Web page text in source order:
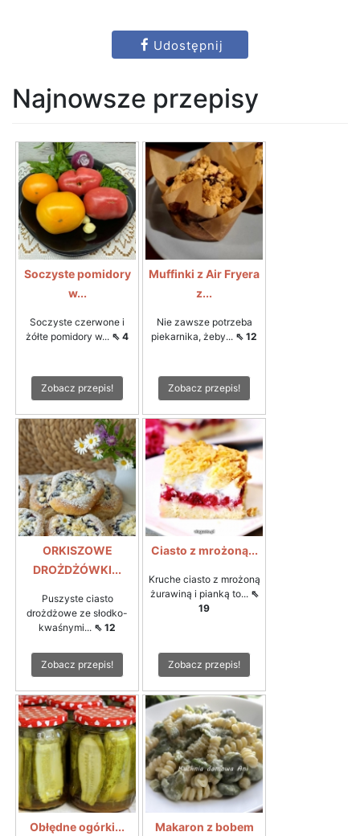
Udostępnij
Najnowsze przepisy
Soczyste pomidory
w...
Soczyste czerwone i
żółte pomidory w... ⇖ 4
Zobacz przepis!
Muffinki z Air Fryera
z...
Nie zawsze potrzeba
piekarnika, żeby... ⇖ 12
Zobacz przepis!
ORKISZOWE
DROŻDŻÓWKI...
Puszyste ciasto
drożdżowe ze słodko-
kwaśnymi... ⇖ 12
Zobacz przepis!
Ciasto z mrożoną...
Kruche ciasto z mrożoną
żurawiną i pianką to... ⇖
19
Zobacz przepis!
Obłędne ogórki... Makaron z bobem